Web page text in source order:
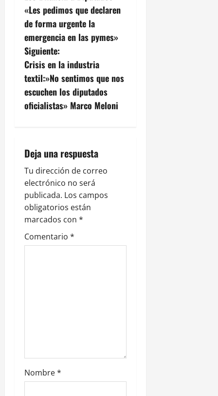
a
v
e
g
a
c
ó
n
d
e
e
n
a
s
«Les pedimos que declaren
de forma urgente la
emergencia en las pymes»
Siguiente:
Crisis en la industria
textil:»No sentimos que nos
escuchen los diputados
oficialistas» Marco Meloni
Deja una respuesta
Tu dirección de correo
electrónico no será
publicada. Los campos
obligatorios están
marcados con *
Comentario *
Nombre*